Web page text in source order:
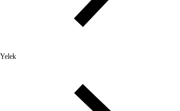
Yelek